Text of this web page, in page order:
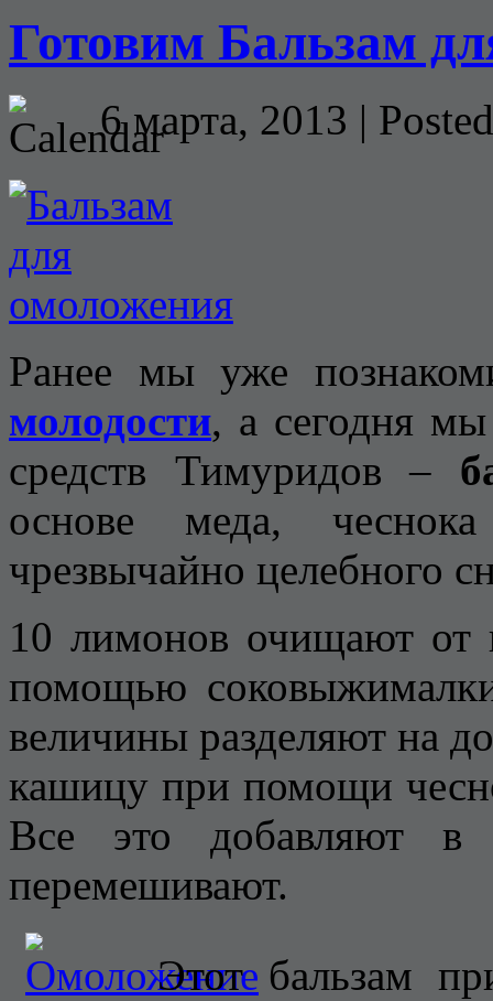
Готовим Бальзам
6 марта, 2013 |
Ранее мы уже
молодости, а сегодня
средств Тимуридов –
основе меда,
чрезвычайно целебного
10 лимонов очищают
помощью
величины разделяют на
кашицу при помощи
Все это добавляют
перемешивают.
Этот бальзам